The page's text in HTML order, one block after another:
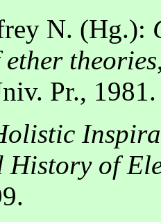
N. (Hg.):
theories
Pr.,
History of